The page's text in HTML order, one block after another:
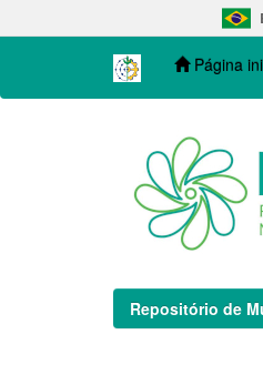
navigation
Página
Repositório de